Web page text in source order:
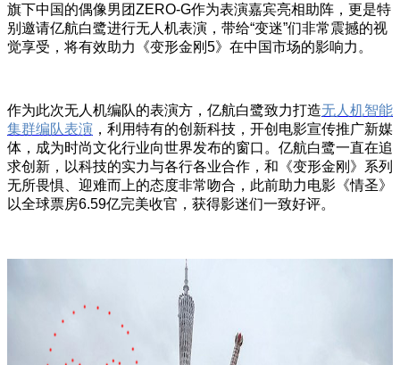
旗下中国的偶像男团ZERO-G作为表演嘉宾亮相助阵，更是特
别邀请亿航白鹭进行无人机表演，带给“变迷”们非常震撼的视
觉享受，将有效助力《变形金刚5》在中国市场的影响力。
作为此次无人机编队的表演方，亿航白鹭致力打造无人机智能
集群编队表演 ，利用特有的创新科技，开创电影宣传推广新媒
体，成为时尚文化行业向世界发布的窗口。亿航白鹭一直在追
求创新，以科技的实力与各行各业合作，和《变形金刚》系列
无所畏惧、迎难而上的态度非常吻合，此前助力电影《情圣》
以全球票房6.59亿完美收官，获得影迷们一致好评。